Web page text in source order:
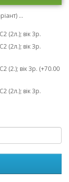
...
(2л.); вік 3р.
(2л.); вік 3р.
(2.); вік 3р. (+70.00
(2л.); вік 3р.